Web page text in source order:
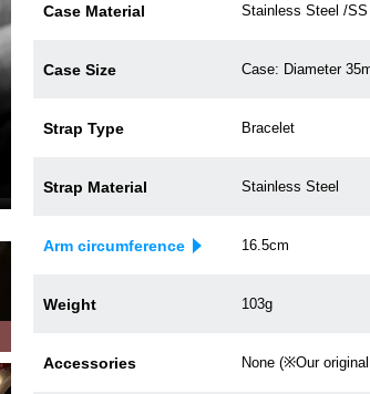
Case Material Stainless Steel /SS
Case Size Case: Diameter
Strap Type Bracelet
Strap Material Stainless Steel
Arm circumference 16.5cm
Weight 103g
Accessories None (※Our